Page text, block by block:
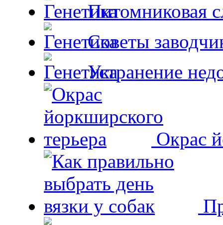
Питомниковая
Советы
Устранение
Окрас